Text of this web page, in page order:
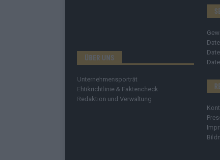
ÜBER UNS
Unternehmensporträt
Ehtikrichtlinie & Faktencheck
Redaktion und Verwaltung